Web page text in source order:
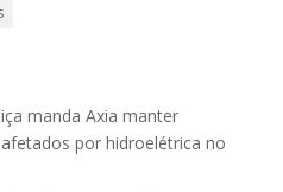
manda Axia manter
por hidroelétrica no